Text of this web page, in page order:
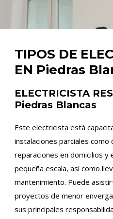
TIPOS DE
EN Piedras
ELECTRICISTA
Piedras Blancas
Este electricista está
instalaciones parciales
reparaciones en domicilios y
pequeña escala, así como
mantenimiento. Puede
proyectos de menor
sus principales